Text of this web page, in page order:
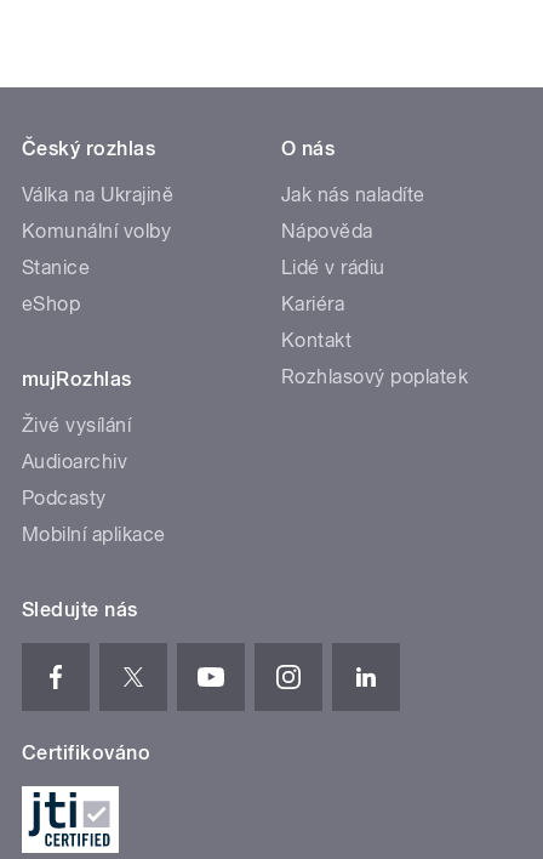
Český rozhlas
Válka na Ukrajině
Komunální volby
Stanice
eShop
mujRozhlas
Živé vysílání
Audioarchiv
Podcasty
Mobilní aplikace
O nás
Jak nás naladíte
Nápověda
Lidé v rádiu
Kariéra
Kontakt
Rozhlasový poplatek
Sledujte nás
Certifikováno